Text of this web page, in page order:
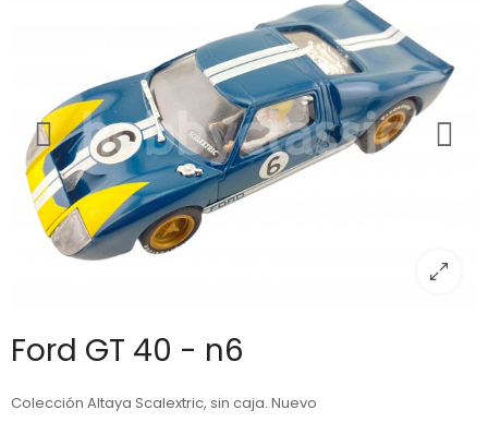
Ford GT 40 - n6
Colección Altaya Scalextric, sin caja. Nuevo